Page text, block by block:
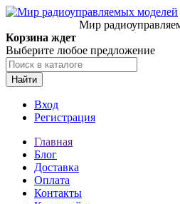
Мир
Корзина ждет
Выберите любое предложение
Найти
Вход
Регистрация
Главная
Блог
Доставка
Оплата
Контакты